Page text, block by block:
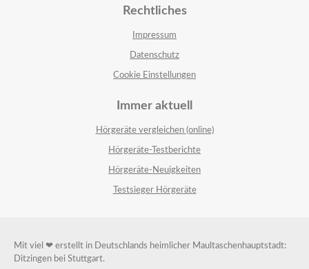
Rechtliches
Impressum
Datenschutz
Cookie Einstellungen
Immer aktuell
Hörgeräte vergleichen (online)
Hörgeräte-Testberichte
Hörgeräte-Neuigkeiten
Testsieger Hörgeräte
Mit viel ❤ erstellt in Deutschlands heimlicher Maultaschenhauptstadt:
Ditzingen bei Stuttgart.